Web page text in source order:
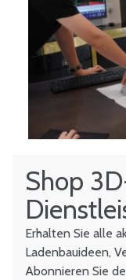
Shop
Erhalten Sie alle
Ladenbauideen,
Abonnieren Sie